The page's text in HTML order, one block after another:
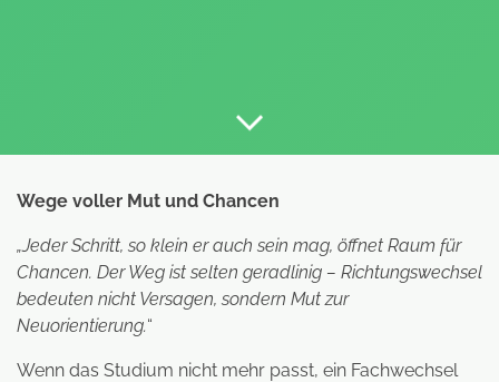
Wege voller Mut und Chancen
„Jeder Schritt, so klein er auch sein mag, öffnet Raum für
Chancen. Der Weg ist selten geradlinig – Richtungswechsel
bedeuten nicht Versagen, sondern Mut zur
Neuorientierung.“
Wenn das Studium nicht mehr passt, ein Fachwechsel